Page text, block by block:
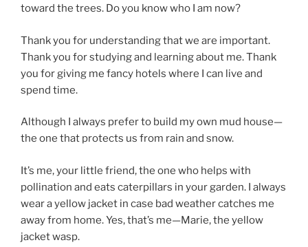
toward the trees. Do you know who I am now?
Thank you for understanding that we are important.
Thank you for studying and learning about me. Thank
you for giving me fancy hotels where I can live and
spend time.
Although I always prefer to build my own mud house—
the one that protects us from rain and snow.
It’s me, your little friend, the one who helps with
pollination and eats caterpillars in your garden. I always
wear a yellow jacket in case bad weather catches me
away from home. Yes, that’s me—Marie, the yellow
jacket wasp.